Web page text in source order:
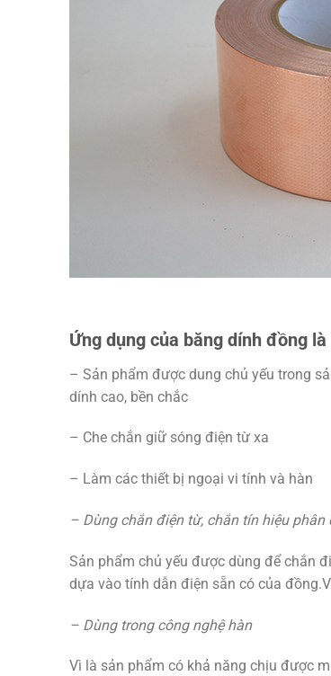
Ứng dụng của băng dính đồng là
– Sản phẩm được dung chủ yếu trong
dính cao, bền chắc
– Che chắn giữ sóng điện từ xa
– Làm các thiết bị ngoại vi tính và hàn
– Dùng chắn điện từ, chắn tín hiệu
Sản phẩm chủ yếu được dùng để chắn
dựa vào tính dẫn điện sẵn có của
– Dùng trong công nghệ hàn
Vì là sản phẩm có khả năng chịu được